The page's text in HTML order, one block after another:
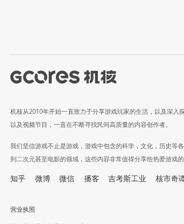
机核从2010年开始一直致力于分享游戏玩家的生活，以及深入
以及视频节目，一直在不断寻找民间高质量的内容创作者。
我们坚信游戏不止是游戏，游戏中包含的科学，文化，历史等
到二次元甚至电影的领域，这些内容非常值得分享给热爱游戏的
知乎 微博 微信 播客 吉考斯工业 核市奇
营业执照